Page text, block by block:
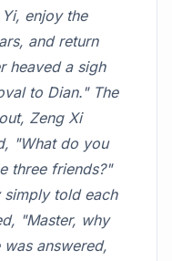
enjoy the
and return
heaved a sigh
to Dian." The
Zeng Xi
"What do you
three friends?"
simply told each
"Master, why
answered,